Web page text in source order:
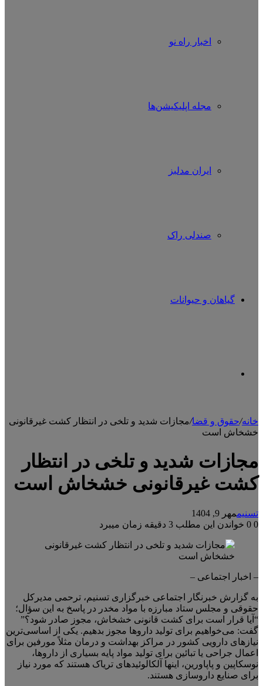
اخبار راه نو
مجله اپلیکیشن‌ها
ایران مدلبز
صندلی راک
گیاهان و حیوانات
پوسته
خانه/حقوق و قضا/مجازات شدید و تلخی در انتظار کشت غیرقانونی
خشخاش است
مجازات شدید و تلخی در انتظار
کشت غیرقانونی خشخاش است
تسنیممهر 9, 1404
0
خواندن این مطلب 3 دقیقه زمان میبرد
– اخبار اجتماعی –
به گزارش خبرنگار اجتماعی خبرگزاری تسنیم، ترحمی مدیرکل
حقوقی و مجلس ستاد مبارزه با مواد مخدر در پاسخ به این سؤال؛
“آیا قرار است برای کشت قانونی خشخاش، مجوز صادر شود؟”
گفت: می‌خواهیم برای تولید داروها مجوز بدهیم. یکی از اساسی‌ترین
نیازهای دارویی کشور در مراکز بهداشت و درمان مثلاً مورفین برای
اعمال جراحی یا تبائین برای تولید مواد پایه بسیاری از داروها،
نوسکاپین و پاپاورین، اینها آلکالوئیدهای تریاک هستند که مورد نیاز
برای صنایع داروسازی هستند.